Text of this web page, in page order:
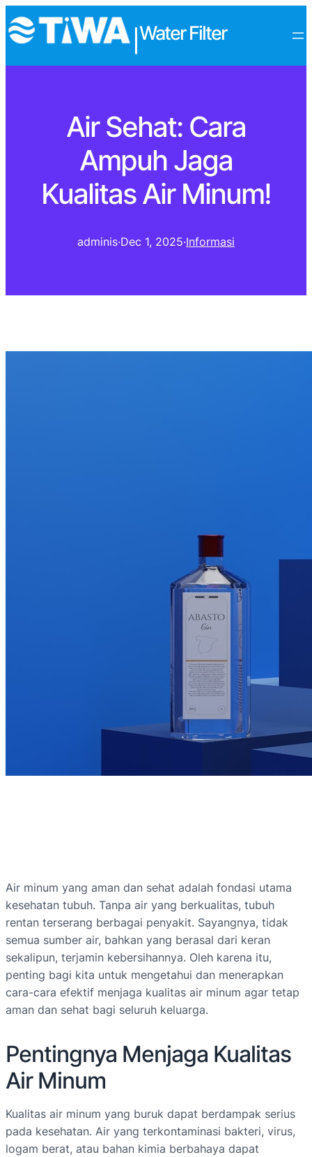
Water Filter
Air Sehat: Cara
Ampuh Jaga
Kualitas Air Minum!
adminis·Dec 1, 2025·Informasi
Air minum yang aman dan sehat adalah fondasi utama
kesehatan tubuh. Tanpa air yang berkualitas, tubuh
rentan terserang berbagai penyakit. Sayangnya, tidak
semua sumber air, bahkan yang berasal dari keran
sekalipun, terjamin kebersihannya. Oleh karena itu,
penting bagi kita untuk mengetahui dan menerapkan
cara-cara efektif menjaga kualitas air minum agar tetap
aman dan sehat bagi seluruh keluarga.
Pentingnya Menjaga Kualitas
Air Minum
Kualitas air minum yang buruk dapat berdampak serius
pada kesehatan. Air yang terkontaminasi bakteri, virus,
logam berat, atau bahan kimia berbahaya dapat